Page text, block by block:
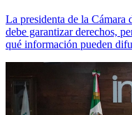
La presidenta de la Cámara
debe garantizar derechos,
qué información pueden